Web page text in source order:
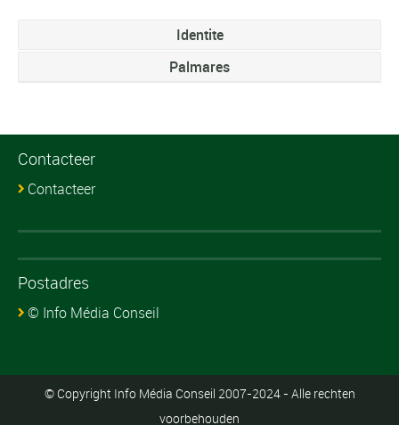
Identite
Palmares
Contacteer
Contacteer
Postadres
© Info Média Conseil
© Copyright Info Média Conseil 2007-2024 - Alle rechten
voorbehouden